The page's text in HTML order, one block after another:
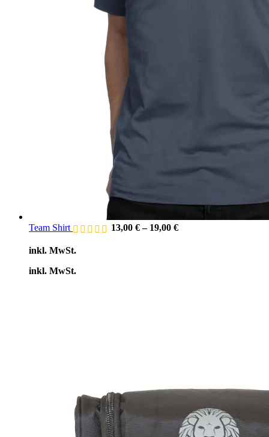
Team Shirt 13,00 €– 19,00 €
inkl. MwSt.
inkl. MwSt.